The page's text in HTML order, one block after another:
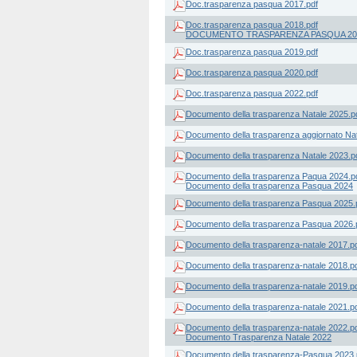
Doc.trasparenza pasqua 2017.pdf
Doc.trasparenza pasqua 2018.pdf
DOCUMENTO TRASPARENZA PASQUA
Doc.trasparenza pasqua 2019.pdf
Doc.trasparenza pasqua 2020.pdf
Doc.trasparenza pasqua 2022.pdf
Documento della trasparenza Natale
Documento della trasparenza aggiornato
Documento della trasparenza Natale
Documento della trasparenza Paqua
Documento della trasparenza Pasqua 2024
Documento della trasparenza Pasqua
Documento della trasparenza Pasqua
Documento della trasparenza-natale
Documento della trasparenza-natale
Documento della trasparenza-natale
Documento della trasparenza-natale
Documento della trasparenza-natale
Documento Trasparenza Natale 2022
Documento della trasparenza-Pasqua